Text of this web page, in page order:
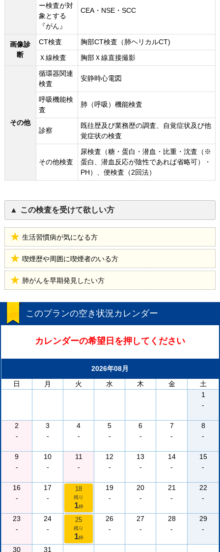
ー検査が対
象とする
『がん』
CEA・NSE・SCC
画像診
断
CT検査
胸部CT検査（肺ヘリカルCT)
Ｘ線検査
胸部Ｘ線直接撮影
その他
循環器関連
検査
安静時心電図
呼吸機能検
査
肺（呼吸）機能検査
診察
既往歴及び業務歴の調査、自覚症状及び他
覚症状の検査
その他検査
尿検査（糖・蛋白・潜血・比重・沈査（※
蛋白、潜血反応が陰性であれば省略可）・
PH）、便検査（2回法）
この検査を受けて欲しい方
生活習慣病が気になる方
喫煙歴や周囲に喫煙者のいる方
肺がんを早期発見したい方
このプランの空き状況カレンダー
カレンダーの希望日を押してください
2026年08月
日
月 火 水 木 金
土
1
-
2
-
3
-
4
-
5
-
6
-
7
-
8
-
9
-
10
-
11
-
12
-
13
-
14
-
15
-
16
-
17
-
18
残り
1枠
19
-
20
-
21
-
22
-
23
-
24
-
25
残り
1枠
26
-
27
-
28
-
29
-
30 31